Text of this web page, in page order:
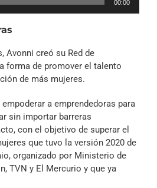
00:00
Avonni creó su Red de
forma de promover el talento
de más mujeres.
a emprendedoras para
sin importar barreras
con el objetivo de superar el
que tuvo la versión 2020 de
organizado por Ministerio de
TVN y El Mercurio y que ya